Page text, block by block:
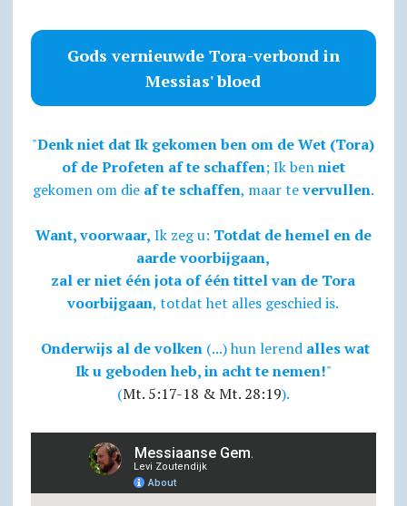
Gods vernieuwde Tora-verbond in
Messias' bloed
"Denk niet dat Ik gekomen ben om de Wet (Tora)
of de Profeten af te schaffen; Ik benniet
gekomen om die af te schaffen, maar tevervullen.
Want, voorwaar, Ik zeg u: Totdat de hemel en de
aarde voorbijgaan,
zal er niet één jota of één tittel van de Tora
voorbijgaan, totdat het alles geschied is.
Onderwijs al de volken(...) hun lerend alles wat
Ik u geboden heb, in acht te nemen!"
(Mt. 5:17-18 & Mt. 28:19).